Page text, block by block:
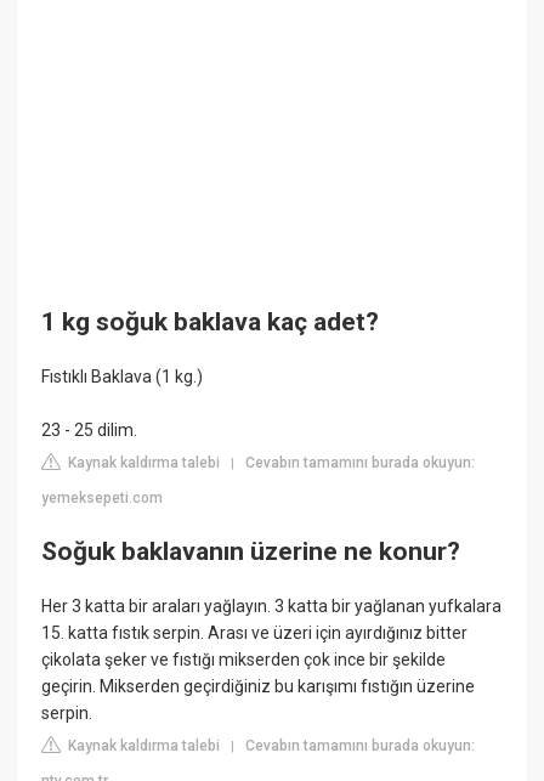
1 kg soğuk baklava kaç adet?
Fıstıklı Baklava (1 kg.)
23 - 25 dilim.
Kaynak kaldırma talebi |Cevabın tamamını burada okuyun:
yemeksepeti.com
Soğuk baklavanın üzerine ne konur?
Her 3 katta bir araları yağlayın. 3 katta bir yağlanan yufkalara
15. katta fıstık serpin. Arası ve üzeri için ayırdığınız bitter
çikolata şeker ve fıstığı mikserden çok ince bir şekilde
geçirin. Mikserden geçirdiğiniz bu karışımı fıstığın üzerine
serpin.
Kaynak kaldırma talebi |Cevabın tamamını burada okuyun: